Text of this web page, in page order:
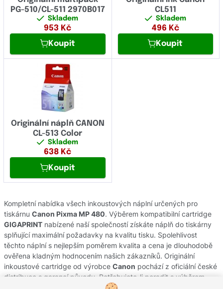
PG-510/CL-511 2970B017
Skladem
953 Kč
Koupit
CL511
Skladem
496 Kč
Koupit
Originální náplň CANON
CL-513 Color
Skladem
638 Kč
Koupit
Kompletní nabídka všech inkoustových náplní určených pro
tiskárnu Canon Pixma MP 480. Výběrem kompatibilní cartridge
GIGAPRINT nabízené naší společností získáte náplň do tiskárny
splňující maximální požadavky na kvalitu tisku. Spolehlivost
těchto náplní s nejlepším poměrem kvalita a cena je dlouhodobě
ověřena kladným hodnocením našich zákazníků. Originální
inkoustové cartridge od výrobce Canon pochází z oficiální české
distribuce s garancí původu. Potřebujete-li poradit s výběrem
náplní do Vaší tiskárny, obraťte se na náš zákaznický servis, kde